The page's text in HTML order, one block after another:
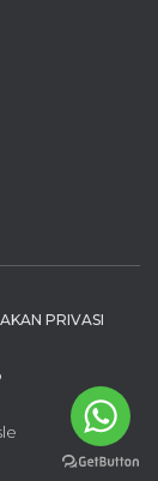
PRIVASI